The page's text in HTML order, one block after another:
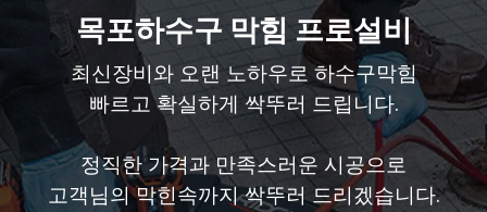
목포하수구 막힘 프로설비
최신장비와 오랜 노하우로 하수구막힘
빠르고 확실하게 싹뚜러 드립니다.
정직한 가격과 만족스러운 시공으로
고객님의 막힌속까지 싹뚜러 드리겠습니다.